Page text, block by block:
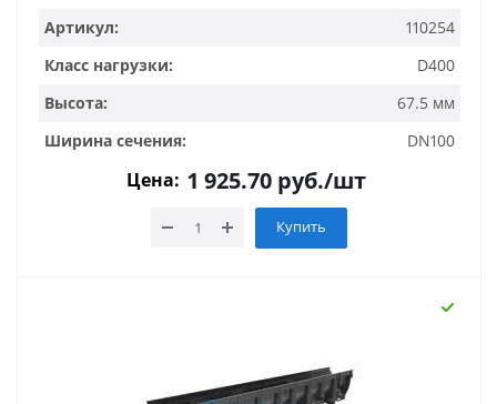
Артикул:
110254
Класс нагрузки:
D400
Высота:
67.5 мм
Ширина сечения:
DN100
Цена: 1 925.70руб./шт
Купить